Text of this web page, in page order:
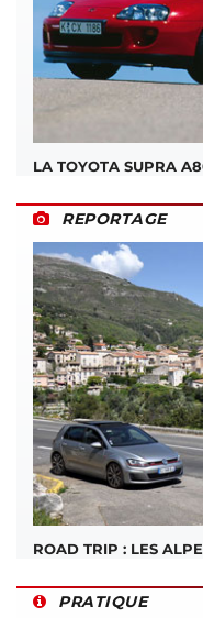
LA TOYOTA SUPRA
REPORTAGE
ROAD TRIP : LES
PRATIQUE